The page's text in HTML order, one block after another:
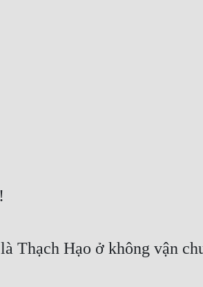
Thạch Hạo ở không vận